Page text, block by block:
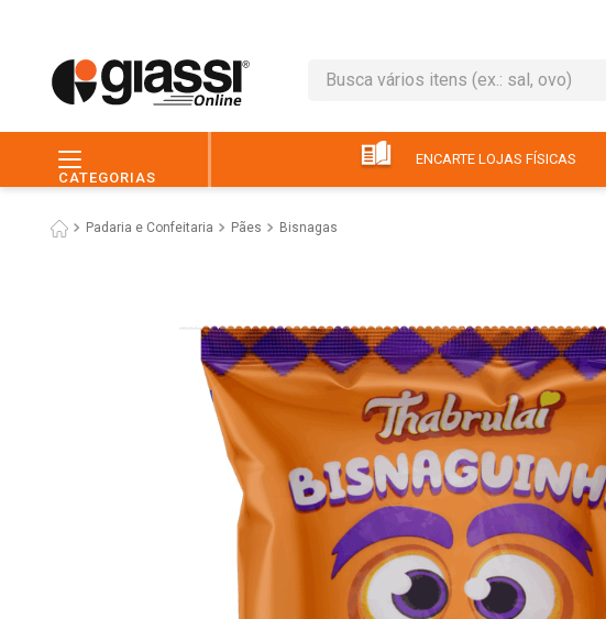
Busca vários itens (ex.: sal, ovo)
CATEGORIAS
ENCARTE LOJAS FÍSICAS
Padaria e Confeitaria Pães Bisnagas
café
3
6º macarrão
7º arroz
pão
9º ovo
10º iogurte